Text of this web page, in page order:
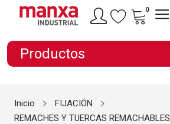
0
Productos
Inicio
FIJACIÓN
REMACHES Y TUERCAS REMACHABLES